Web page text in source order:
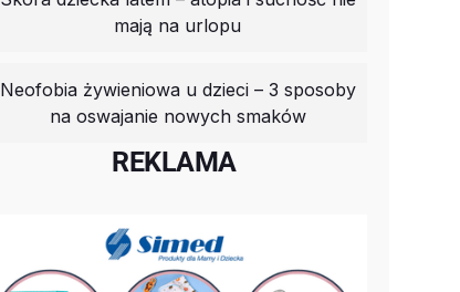
mają na urlopu
Neofobia żywieniowa u dzieci – 3 sposoby
na oswajanie nowych smaków
REKLAMA